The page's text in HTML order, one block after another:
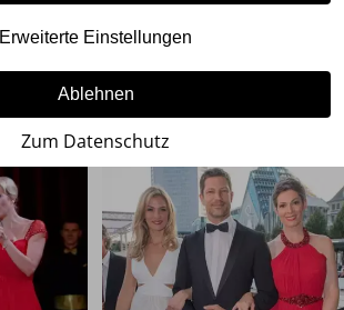
Erweiterte Einstellungen
Ablehnen
Zum Datenschutz